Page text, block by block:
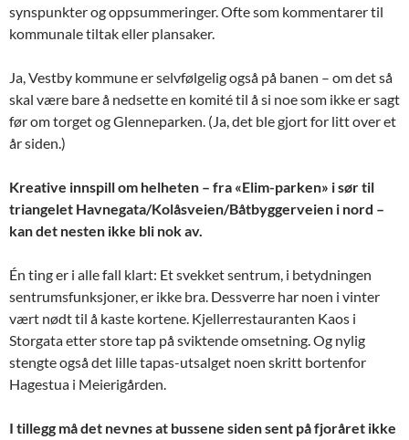
synspunkter og oppsummeringer. Ofte som kommentarer til
kommunale tiltak eller plansaker.
Ja, Vestby kommune er selvfølgelig også på banen – om det så
skal være bare å nedsette en komité til å si noe som ikke er sagt
før om torget og Glenneparken. (Ja, det ble gjort for litt over et
år siden.)
Kreative innspill om helheten – fra «Elim-parken» i sør til
triangelet Havnegata/Kolåsveien/Båtbyggerveien i nord –
kan det nesten ikke bli nok av.
Én ting er i alle fall klart: Et svekket sentrum, i betydningen
sentrumsfunksjoner, er ikke bra. Dessverre har noen i vinter
vært nødt til å kaste kortene. Kjellerrestauranten Kaos i
Storgata etter store tap på sviktende omsetning. Og nylig
stengte også det lille tapas-utsalget noen skritt bortenfor
Hagestua i Meierigården.
I tillegg må det nevnes at bussene siden sent på fjoråret ikke